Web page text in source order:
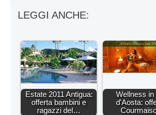
LEGGI ANCHE:
Estate 2011 Antigua:
offerta bambini e
ragazzi del…
Wellness in
d'Aosta: